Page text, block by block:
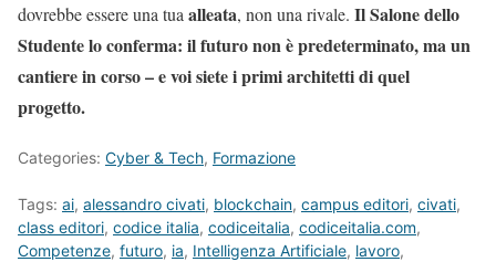
dovrebbe essere una tuaalleata, non una rivale. Il Salone dello
Studente lo conferma: il futuro non è predeterminato, ma un
cantiere in corso – e voi siete i primi architetti di quel
progetto.
Categories: Cyber & Tech, Formazione
Tags: ai, alessandro civati, blockchain, campus editori, civati,
class editori, codice italia, codiceitalia, codiceitalia.com,
Competenze, futuro, ia, Intelligenza Artificiale, lavoro,